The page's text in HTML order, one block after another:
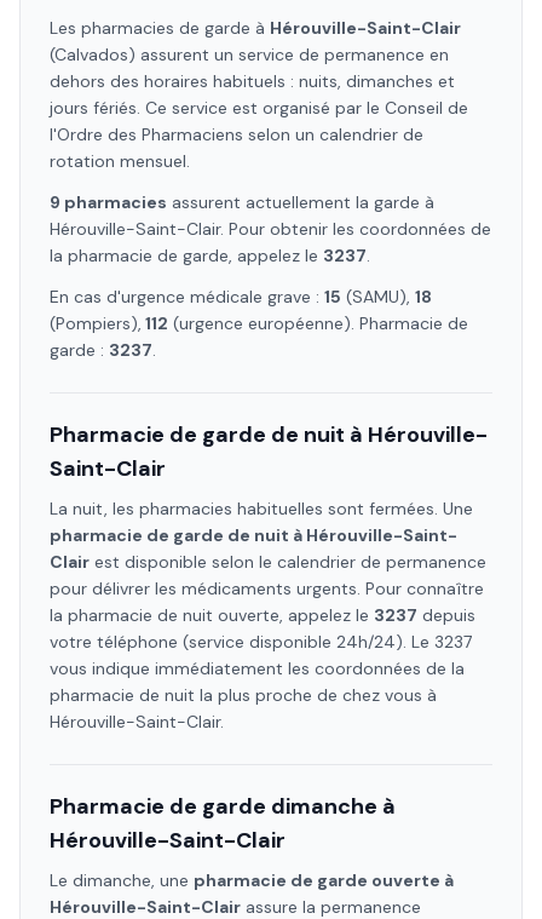
Les pharmacies de garde à Hérouville-Saint-Clair
(Calvados) assurent un service de permanence en
dehors des horaires habituels : nuits, dimanches et
jours fériés. Ce service est organisé par le Conseil de
l'Ordre des Pharmaciens selon un calendrier de
rotation mensuel.
9 pharmacies assurent actuellement la garde à
Hérouville-Saint-Clair. Pour obtenir les coordonnées de
la pharmacie de garde, appelez le 3237.
En cas d'urgence médicale grave : 15 (SAMU), 18
(Pompiers), 112 (urgence européenne). Pharmacie de
garde : 3237.
Pharmacie de garde de nuit à Hérouville-
Saint-Clair
La nuit, les pharmacies habituelles sont fermées. Une
pharmacie de garde de nuit à Hérouville-Saint-
Clair est disponible selon le calendrier de permanence
pour délivrer les médicaments urgents. Pour connaître
la pharmacie de nuit ouverte, appelez le 3237 depuis
votre téléphone (service disponible 24h/24). Le 3237
vous indique immédiatement les coordonnées de la
pharmacie de nuit la plus proche de chez vous à
Hérouville-Saint-Clair.
Pharmacie de garde dimanche à
Hérouville-Saint-Clair
Le dimanche, une pharmacie de garde ouverte à
Hérouville-Saint-Clair assure la permanence